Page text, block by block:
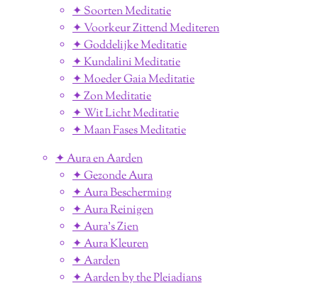
✦ Soorten Meditatie
✦ Voorkeur Zittend Mediteren
✦ Goddelijke Meditatie
✦ Kundalini Meditatie
✦ Moeder Gaia Meditatie
✦ Zon Meditatie
✦ Wit Licht Meditatie
✦ Maan Fases Meditatie
✦ Aura en Aarden
✦ Gezonde Aura
✦ Aura Bescherming
✦ Aura Reinigen
✦ Aura's Zien
✦ Aura Kleuren
✦ Aarden
✦ Aarden by the Pleiadians